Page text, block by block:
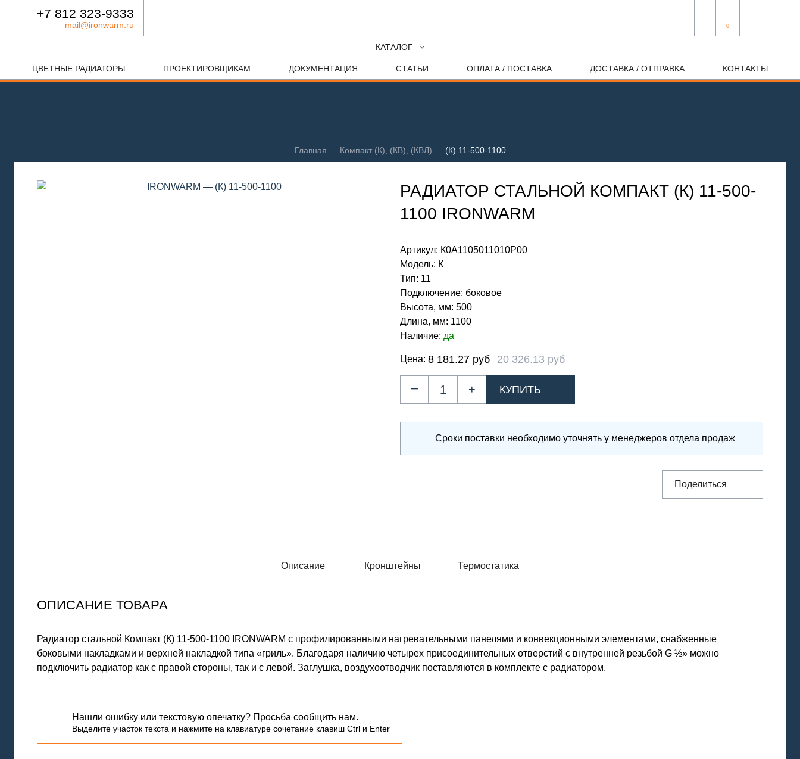
+7 812 323-9333
mail@ironwarm.ru 0
КАТАЛОГ
ЦВЕТНЫЕ РАДИАТОРЫ ПРОЕКТИРОВЩИКАМ ДОКУМЕНТАЦИЯ СТАТЬИ ОПЛАТА / ПОСТАВКА ДОСТАВКА / ОТПРАВКА КОНТАКТЫ
Главная — Компакт (К), (КВ), (КВЛ) — (К) 11-500-1100
РАДИАТОР СТАЛЬНОЙ КОМПАКТ (К) 11-500-
1100 IRONWARM
Артикул: К0А1105011010P00
Модель: К
Тип: 11
Подключение: боковое
Высота, мм: 500
Длина, мм: 1100
Наличие: да
Цена: 8 181.27 руб 20 326.13 руб
– +
Сроки поставки необходимо уточнять у менеджеров отдела продаж
Поделиться
Описание Кронштейны Термостатика
ОПИСАНИЕ ТОВАРА
Радиатор стальной Компакт (К) 11-500-1100 IRONWARM с профилированными нагревательными панелями и конвекционными элементами, снабженные
боковыми накладками и верхней накладкой типа «гриль». Благодаря наличию четырех присоединительных отверстий с внутренней резьбой G ½» можно
подключить радиатор как с правой стороны, так и с левой. Заглушка, воздухоотводчик поставляются в комплекте с радиатором.
Нашли ошибку или текстовую опечатку? Просьба сообщить нам.
Выделите участок текста и нажмите на клавиатуре сочетание клавиш Ctrl и Enter